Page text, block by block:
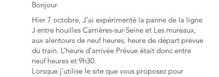
Bonjour
Hier 7 octobre, J’ai expérimenté la panne de la ligne
J entre houilles Carrières-sur-Seine et Les mureaux,
aux alentours de neuf heures, heure de départ prévue
du train. L’heure d’arrivée Prévue était donc entre
neuf heures et 9h30.
Lorsque j’utilise le site que vous proposez pour